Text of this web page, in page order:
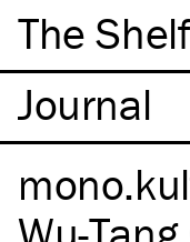
The Shelf